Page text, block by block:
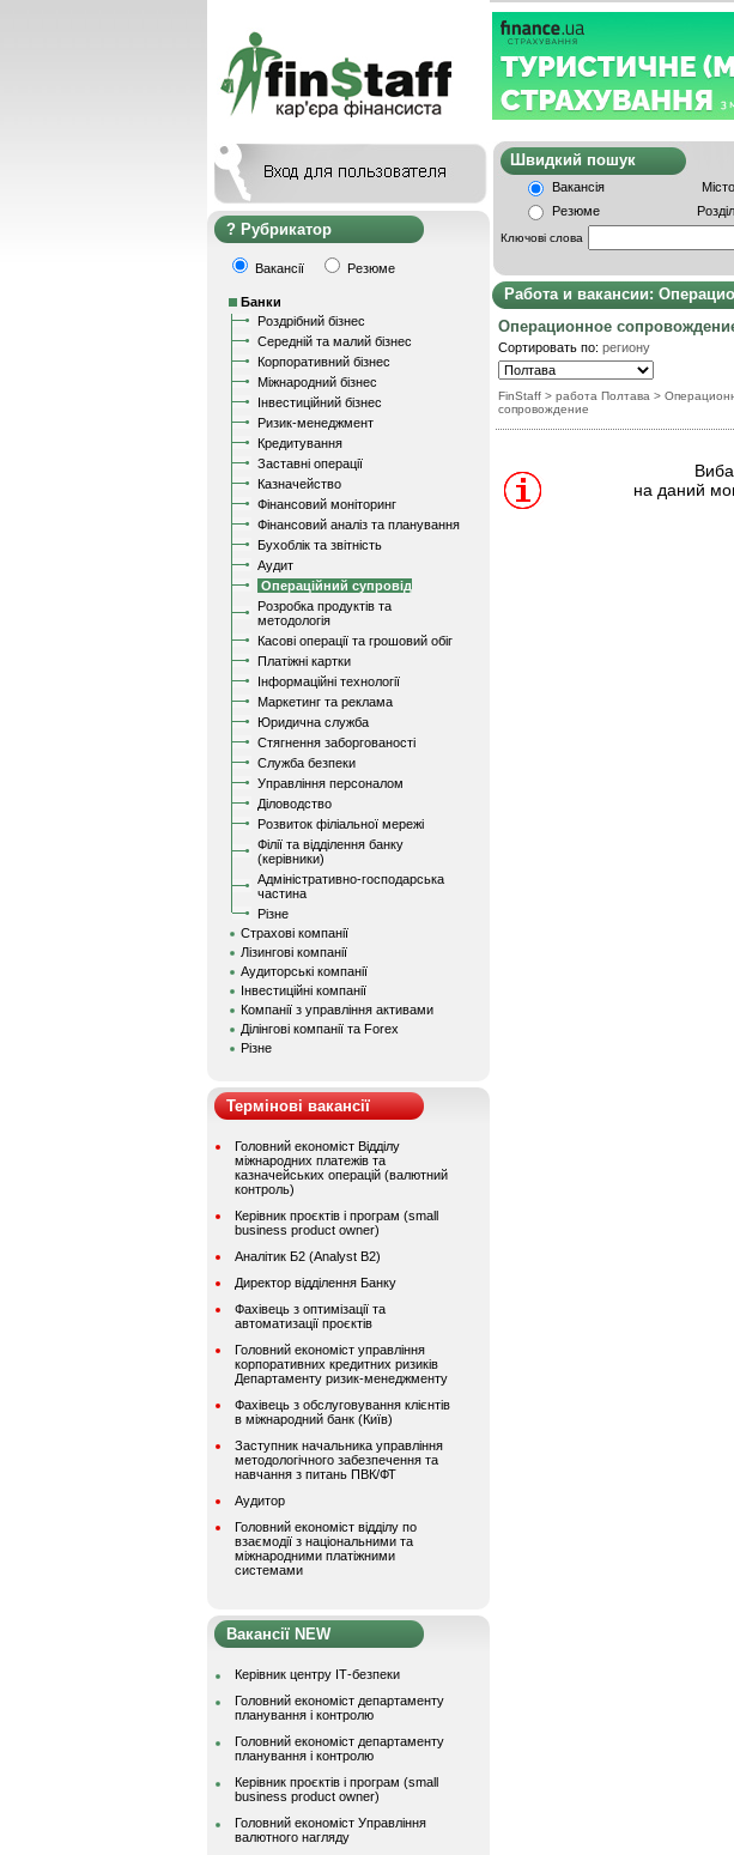
Рубрикатор
Вакансії Резюме
Банки
Роздрібний бізнес
Середній та малий бізнес
Корпоративний бізнес
Міжнародний бізнес
Інвестиційний бізнес
Ризик-менеджмент
Кредитування
Заставні операції
Казначейство
Фінансовий моніторинг
Фінансовий аналіз та планування
Бухоблік та звітність
Аудит
Операційний супровід
Розробка продуктів та
методологія
Касові операції та грошовий обіг
Платіжні картки
Інформаційні технології
Маркетинг та реклама
Юридична служба
Стягнення заборгованості
Служба безпеки
Управління персоналом
Діловодство
Розвиток філіальної мережі
Філії та відділення банку
(керівники)
Адміністративно-господарська
частина
Різне
Страхові компанії
Лізингові компанії
Аудиторські компанії
Інвестиційні компанії
Компанії з управління активами
Ділінгові компанії та Forex
Різне
Термінові вакансії
Головний економіст Відділу
міжнародних платежів та
казначейських операцій (валютний
контроль)
Керівник проєктів і програм (small
business product owner)
Аналітик Б2 (Analyst B2)
Директор відділення Банку
Фахівець з оптимізації та
автоматизації проєктів
Головний економіст управління
корпоративних кредитних ризиків
Департаменту ризик-менеджменту
Фахівець з обслуговування клієнтів
в міжнародний банк (Київ)
Заступник начальника управління
методологічного забезпечення та
навчання з питань ПВК/ФТ
Аудитор
Головний економіст відділу по
взаємодії з національними та
міжнародними платіжними
системами
Вакансії NEW
Керівник центру ІТ-безпеки
Головний економіст департаменту
планування і контролю
Головний економіст департаменту
планування і контролю
Керівник проєктів і програм (small
business product owner)
Головний економіст Управління
валютного нагляду
Швидкий
Вакансія
Місто
Резюме
Розділ
Ключові слова
Работа и вакансии:
Операционное
Сортировать по: региону
FinStaff > работа Полтава >
сопровождение
на даний